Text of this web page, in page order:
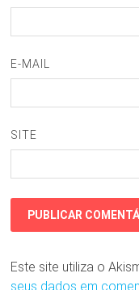
E-MAIL
SITE
Este site utiliza o
seus dados em